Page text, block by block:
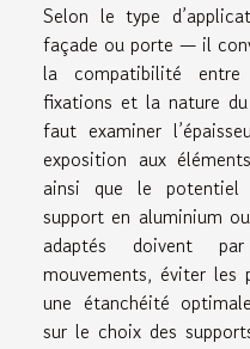
Selon le type
façade ou porte — il
la compatibilité
fixations et la nature
faut examiner
exposition aux
ainsi que le potentiel
support en aluminium
adaptés doivent
mouvements, éviter
une étanchéité
sur le choix des